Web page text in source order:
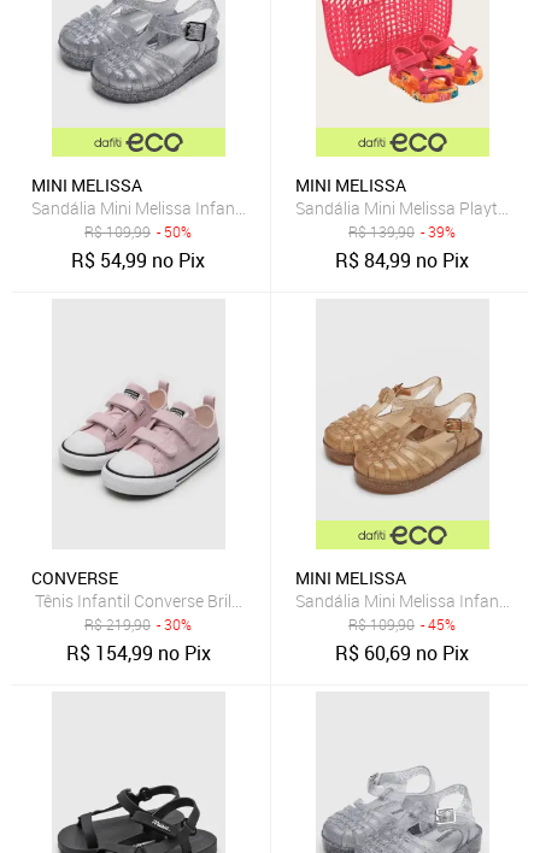
MINI MELISSA
Sandália Mini Melissa Infantil Possession Shiny B Prata
R$109,99 - 50%
R$ 54,99 no Pix
MINI MELISSA
Sandália Mini Melissa Playtime
R$139,90 - 39%
R$84,99 no Pix
CONVERSE
Tênis Infantil Converse Brilhante Fita Dupla Aderente Rosa
R$219,90 - 30%
R$ 154,99 no Pix
MINI MELISSA
Sandália Mini Melissa Infantil
R$109,90 - 45%
R$ 60,69 no Pix